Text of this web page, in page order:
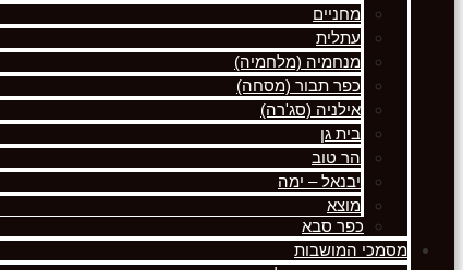
מחניים
עתלית
מנחמיה (מלחמיה)
כפר תבור (מסחה)
אילניה (סג'רה)
בית גן
הר טוב
יבנאל – ימה
מוצא
כפר סבא
מסמכי המושבות